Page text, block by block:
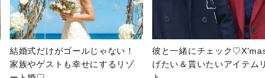
結婚式だけがゴールじゃない！
家族やゲストも幸せにするリゾ
彼と一緒にチェック
げたい＆貰いたいアイテム